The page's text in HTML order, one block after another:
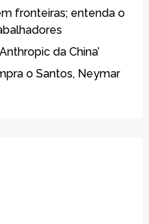
fronteiras; entenda o
da China’
o Santos, Neymar